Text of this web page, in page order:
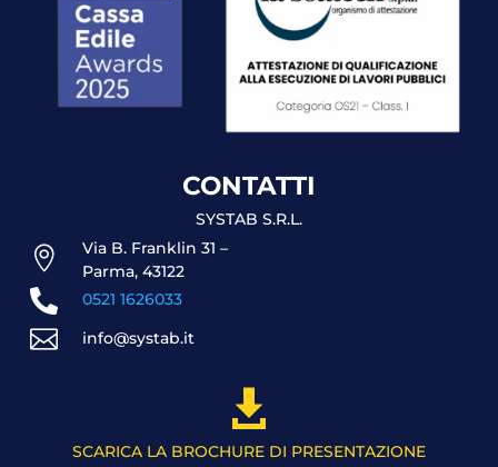
CONTATTI
SYSTAB S.R.L.

Via B. Franklin 31 –
Parma, 43122
 0521 1626033
 info@systab.it

SCARICA LA BROCHURE DI PRESENTAZIONE